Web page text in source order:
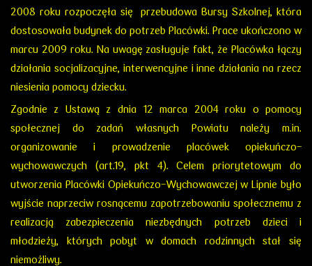
2008 roku rozpoczęła się przebudowa Bursy Szkolnej, która
dostosowała budynek do potrzeb Placówki. Prace ukończono w
marcu 2009 roku. Na uwagę zasługuje fakt, że Placówka łączy
działania socjalizacyjne, interwencyjne i inne działania na rzecz
niesienia pomocy dziecku.
Zgodnie z Ustawą z dnia 12 marca 2004 roku o pomocy
społecznej do zadań własnych Powiatu należy m.in.
organizowanie i prowadzenie placówek opiekuńczo-
wychowawczych (art.19, pkt 4). Celem priorytetowym do
utworzenia Placówki Opiekuńczo-Wychowawczej w Lipnie było
wyjście naprzeciw rosnącemu zapotrzebowaniu społecznemu z
realizacją zabezpieczenia niezbędnych potrzeb dzieci i
młodzieży, których pobyt w domach rodzinnych stał się
niemożliwy.